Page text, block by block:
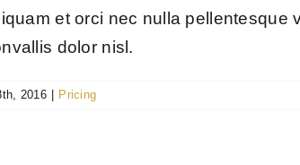
et orci nec nulla pellentesque
dolor nisl.
2016 Pricing